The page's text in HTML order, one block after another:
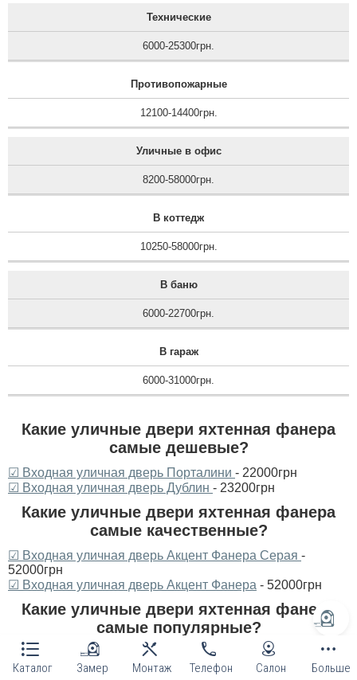
Каталог Замер Монтаж Телефон Салон Больше
Технические
6000-25300грн.
Противопожарные
12100-14400грн.
Уличные в офис
8200-58000грн.
В коттедж
10250-58000грн.
В баню
6000-22700грн.
В гараж
6000-31000грн.
Какие уличные двери яхтенная фанера
самые дешевые?
☑ Входная уличная дверь Порталини - 22000грн
☑ Входная уличная дверь Дублин - 23200грн
Какие уличные двери яхтенная фанера
самые качественные?
☑ Входная уличная дверь Акцент Фанера Серая -
52000грн
☑ Входная уличная дверь Акцент Фанера - 52000грн
Какие уличные двери яхтенная фанера
самые популярные?
☑ Входная уличная дверь «Плимут фанера» три контура
уплотнения, лист металла 2.2 мм- 34000грн